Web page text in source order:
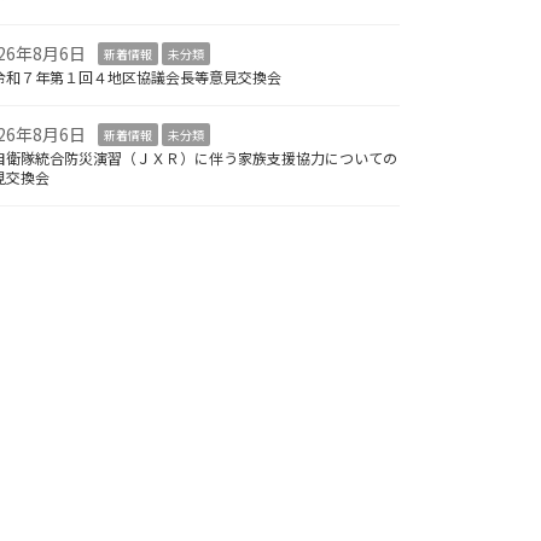
年8月6日 新着情報 未分類
７年第１回４地区協議会長等意見交換会
年8月6日 新着情報 未分類
隊統合防災演習（ＪＸＲ）に伴う家族支援協力についての
交換会